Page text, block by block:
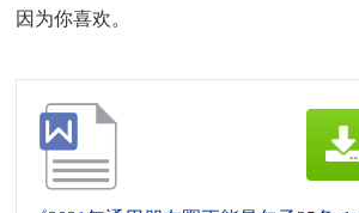
因为你喜欢。